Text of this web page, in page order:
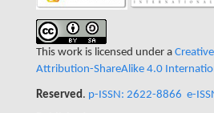
This work is licensed under a
Attribution-ShareAlike 4.0
Reserved . p-ISSN: 2622-8866 e-